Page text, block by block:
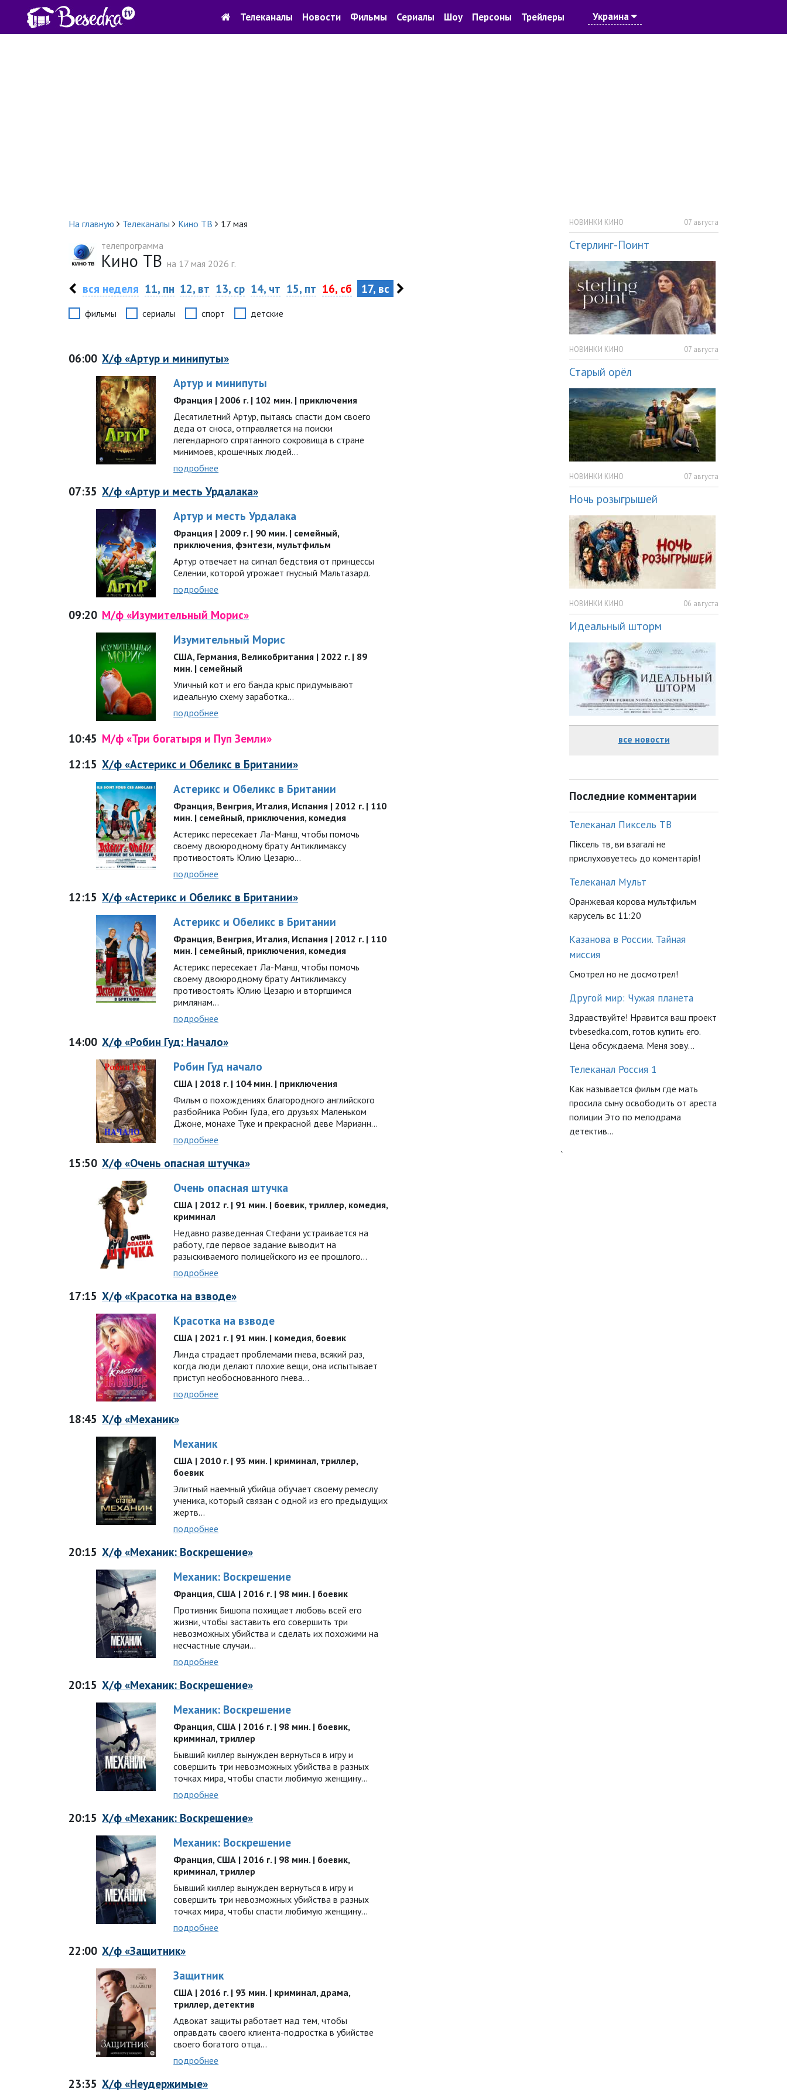
Телеканалы Новости Фильмы Сериалы Шоу Персоны Трейлеры Украина
На главную Телеканалы Кино ТВ
17 мая
телепрограмма
Кино ТВ на 17 мая 2026 г.
вся неделя 11, пн 12, вт 13, ср 14, чт 15, пт 16, сб 17, вс
фильмы сериалы спорт детские
06:00 Х/ф «Артур и минипуты»
Артур и минипуты
Франция | 2006 г. | 102 мин. | приключения
Десятилетний Артур, пытаясь спасти дом своего
деда от сноса, отправляется на поиски
легендарного спрятанного сокровища в стране
минимоев, крошечных людей…
подробнее
07:35 Х/ф «Артур и месть Урдалака»
Артур и месть Урдалака
Франция | 2009 г. | 90 мин. | семейный,
приключения, фэнтези, мультфильм
Артур отвечает на сигнал бедствия от принцессы
Селении, которой угрожает гнусный Мальтазард.
подробнее
09:20 М/ф «Изумительный Морис»
Изумительный Морис
США, Германия, Великобритания | 2022 г. | 89
мин. | семейный
Уличный кот и его банда крыс придумывают
идеальную схему заработка…
подробнее
10:45 М/ф «Три богатыря и Пуп Земли»
12:15 Х/ф «Астерикс и Обеликс в Британии»
Астерикс и Обеликс в Британии
Франция, Венгрия, Италия, Испания | 2012 г. | 110
мин. | семейный, приключения, комедия
Астерикс пересекает Ла-Манш, чтобы помочь
своему двоюродному брату Антиклимаксу
противостоять Юлию Цезарю…
подробнее
12:15 Х/ф «Астерикс и Обеликс в Британии»
Астерикс и Обеликс в Британии
Франция, Венгрия, Италия, Испания | 2012 г. | 110
мин. | семейный, приключения, комедия
Астерикс пересекает Ла-Манш, чтобы помочь
своему двоюродному брату Антиклимаксу
противостоять Юлию Цезарю и вторгшимся
римлянам…
подробнее
14:00 Х/ф «Робин Гуд: Начало»
Робин Гуд начало
США | 2018 г. | 104 мин. | приключения
Фильм о похождениях благородного английского
разбойника Робин Гуда, его друзьях Маленьком
Джоне, монахе Туке и прекрасной деве Марианн…
подробнее
15:50 Х/ф «Очень опасная штучка»
Очень опасная штучка
США | 2012 г. | 91 мин. | боевик, триллер, комедия,
криминал
Недавно разведенная Стефани устраивается на
работу, где первое задание выводит на
разыскиваемого полицейского из ее прошлого…
подробнее
17:15 Х/ф «Красотка на взводе»
Красотка на взводе
США | 2021 г. | 91 мин. | комедия, боевик
Линда страдает проблемами гнева, всякий раз,
когда люди делают плохие вещи, она испытывает
приступ необоснованного гнева…
подробнее
18:45 Х/ф «Механик»
Механик
США | 2010 г. | 93 мин. | криминал, триллер,
боевик
Элитный наемный убийца обучает своему ремеслу
ученика, который связан с одной из его предыдущих
жертв…
подробнее
20:15 Х/ф «Механик: Воскрешение»
Механик: Воскрешение
Франция, США | 2016 г. | 98 мин. | боевик
Противник Бишопа похищает любовь всей его
жизни, чтобы заставить его совершить три
невозможных убийства и сделать их похожими на
несчастные случаи…
подробнее
20:15 Х/ф «Механик: Воскрешение»
Механик: Воскрешение
Франция, США | 2016 г. | 98 мин. | боевик,
криминал, триллер
Бывший киллер вынужден вернуться в игру и
совершить три невозможных убийства в разных
точках мира, чтобы спасти любимую женщину…
подробнее
20:15 Х/ф «Механик: Воскрешение»
Механик: Воскрешение
Франция, США | 2016 г. | 98 мин. | боевик,
криминал, триллер
Бывший киллер вынужден вернуться в игру и
совершить три невозможных убийства в разных
точках мира, чтобы спасти любимую женщину…
подробнее
22:00 Х/ф «Защитник»
Защитник
США | 2016 г. | 93 мин. | криминал, драма,
триллер, детектив
Адвокат защиты работает над тем, чтобы
оправдать своего клиента-подростка в убийстве
своего богатого отца…
подробнее
23:35 Х/ф «Неудержимые»
НОВИНКИ КИНО 07 августа
Стерлинг-Поинт
НОВИНКИ КИНО 07 августа
Старый орёл
НОВИНКИ КИНО 07 августа
Ночь розыгрышей
НОВИНКИ КИНО 06 августа
Идеальный шторм
все новости
Последние комментарии
Телеканал Пиксель ТВ
Піксель тв, ви взагалі не
прислуховуетесь до коментарів!
Телеканал Мульт
Оранжевая корова мультфильм
карусель вс 11:20
Казанова в России. Тайная
миссия
Смотрел но не досмотрел!
Другой мир: Чужая планета
Здравствуйте! Нравится ваш проект
tvbesedka.com, готов купить его.
Цена обсуждаема. Меня зову...
Телеканал Россия 1
Как называется фильм где мать
просила сыну освободить от ареста
полиции Это по мелодрама
детектив...
`